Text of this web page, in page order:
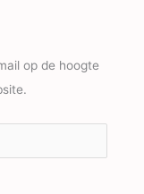
op de hoogte